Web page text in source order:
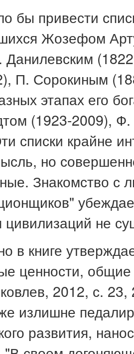
бы привести
Жозефом
П. Сорокиным
этапах его
(1923-2009),
списки крайне
но
Знакомство с
не
в книге
ценности, общие
2012, с.
излишне
развития,